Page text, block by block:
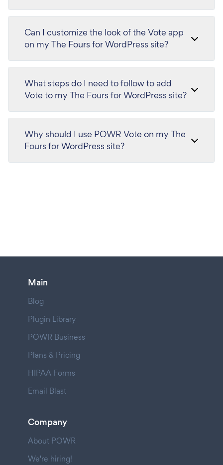
Can I customize the look of the Vote app
on my The Fours for WordPress site?
What steps do I need to follow to add
Vote to my The Fours for WordPress site?
Why should I use POWR Vote on my The
Fours for WordPress site?
Main
Blog
Plugin Library
POWR Business
Plans & Pricing
HIPAA Forms
Email Blast
Company
About POWR
We're hiring!